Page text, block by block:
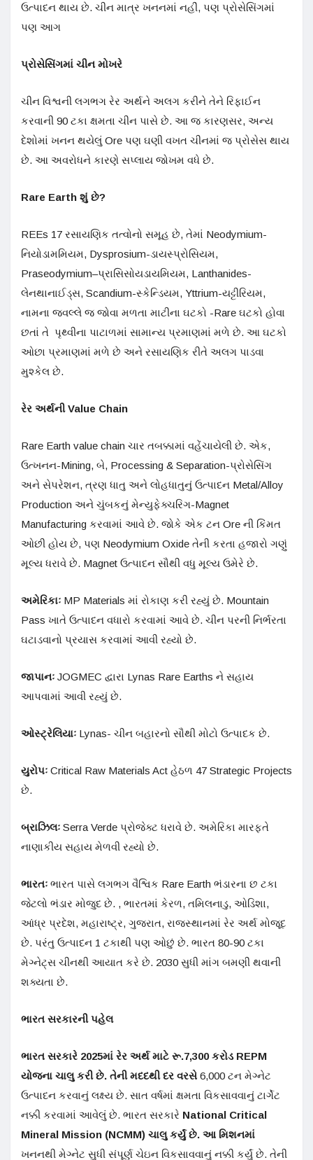
ઉત્પાદન થાય છે. ચીન માત્ર ખનનમાં નહીં, પણ પ્રોસેસિંગમાં
પણ આગ
પ્રોસેસિંગમાં ચીન મોખરે
ચીન વિશ્વની લગભગ રેર અર્થને અલગ કરીને તેને રિફાઈન
કરવાની 90 ટકા ક્ષમતા ચીન પાસે છે. આ જ કારણસર, અન્ય
દેશોમાં ખનન થયેલું Ore પણ ઘણી વખત ચીનમાં જ પ્રોસેસ થાય
છે. આ અવરોધને કારણે સપ્લાય જોખમ વધે છે.
Rare Earth શું છે?
REEs 17 રસાયણિક તત્વોનો સમૂહ છે, તેમાં Neodymium-
નિયોડામમિયમ, Dysprosium-ડાયસ્પ્રોસિયમ,
Praseodymium–પ્રાસિસોયડાયમિયમ, Lanthanides-
લેનથાનાઈડ્સ, Scandium-સ્કેન્ડિયમ, Yttrium-યટ્ટીરિયમ,
નામના જવલ્લે જ જોવા મળતા માટીના ઘટકો -Rare ઘટકો હોવા
છતાં તે પૃથ્વીના પાટાળમાં સામાન્ય પ્રમાણમાં મળે છે. આ ઘટકો
ઓછા પ્રમાણમાં મળે છે અને રસાયણિક રીતે અલગ પાડવા
મુશ્કેલ છે.
રેર અર્થનીValue Chain
Rare Earth value chain ચાર તબક્કામાં વહેંચાયેલી છે. એક,
ઉત્ખનન-Mining, બે, Processing & Separation-પ્રોસેસિંગ
અને સેપરેશન, ત્રણ ધાતુ અને લોહધાતુનું ઉત્પાદન Metal/Alloy
Production અને ચુંબકનું મેન્યુફેક્ચરિગ-Magnet
Manufacturing કરવામાં આવે છે. જોકે એક ટન Ore ની કિંમત
ઓછી હોય છે, પણ Neodymium Oxide તેની કરતા હજારો ગણું
મૂલ્ય ધરાવે છે. Magnet ઉત્પાદન સૌથી વધુ મૂલ્ય ઉમેરે છે.
અમેરિકાઃ MP Materials માં રોકાણ કરી રહ્યું છે. Mountain
Pass ખાતે ઉત્પાદન વધારો કરવામાં આવે છે. ચીન પરની નિર્ભરતા
ઘટાડવાનો પ્રયાસ કરવામાં આવી રહ્યો છે.
જાપાનઃ JOGMEC દ્વારા Lynas Rare Earths ને સહાય
આપવામાં આવી રહ્યું છે.
ઓસ્ટ્રેલિયાઃ Lynas- ચીન બહારનો સૌથી મોટો ઉત્પાદક છે.
યુરોપઃ Critical Raw Materials Act હેઠળ 47 Strategic Projects
છે.
બ્રાઝિલઃ Serra Verde પ્રોજેક્ટ ધરાવે છે. અમેરિકા મારફતે
નાણાકીય સહાય મેળવી રહ્યો છે.
ભારતઃ ભારત પાસે લગભગ વૈશ્વિક Rare Earth ભંડારના છ ટકા
જેટલો ભંડાર મોજુદ છે. , ભારતમાં કેરળ, તમિલનાડુ, ઓડિશા,
આંધ્ર પ્રદેશ, મહારાષ્ટ્ર, ગુજરાત, રાજસ્થાનમાં રેર અર્થ મોજૂદ
છે. પરંતુ ઉત્પાદન 1 ટકાથી પણ ઓછું છે. ભારત 80-90 ટકા
મેગ્નેટ્સ ચીનથી આયાત કરે છે. 2030 સુધી માંગ બમણી થવાની
શક્યતા છે.
ભારત સરકારની પહેલ
ભારત સરકારે 2025માં રેર અર્થ માટે રૂ.7,300કરોડ REPM
યોજના ચાલુ કરી છે. તેની મદદથી દર વરસે6,000 ટન મેગ્નેટ
ઉત્પાદન કરવાનું લક્ષ્ય છે. સાત વર્ષમાં ક્ષમતા વિકસાવવાનું ટાર્ગેટ
નક્કી કરવામાં આવેલું છે. ભારત સરકારે National Critical
Mineral Mission (NCMM) ચાલુ કર્યું છે. આ મિશનમાં
ખનનથી મેગ્નેટ સુધી સંપૂર્ણ ચેઇન વિકસાવવાનું નક્કી કર્યું છે. તેની